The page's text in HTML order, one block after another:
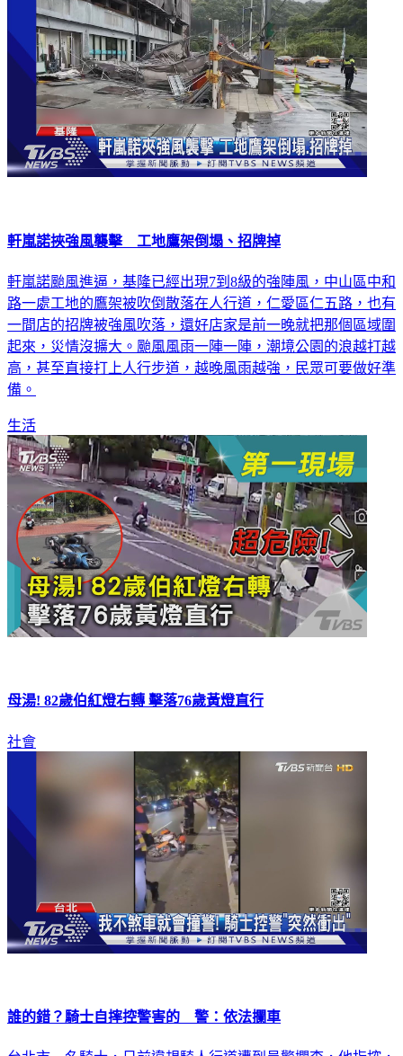
軒嵐諾挾強風襲擊 工地鷹架倒塌、招牌掉
軒嵐諾颱風進逼，基隆已經出現7到8級的強陣風，中山區中和
路一處工地的鷹架被吹倒散落在人行道，仁愛區仁五路，也有
一間店的招牌被強風吹落，還好店家是前一晚就把那個區域圍
起來，災情沒擴大。颱風風雨一陣一陣，潮境公園的浪越打越
高，甚至直接打上人行步道，越晚風雨越強，民眾可要做好準
備。
生活
母湯! 82歲伯紅燈右轉 擊落76歲黃燈直行
社會
誰的錯？騎士自摔控警害的 警：依法攔車